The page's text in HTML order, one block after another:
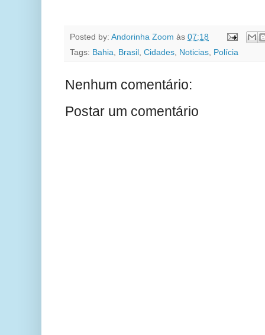
Posted by: Andorinha Zoom às 07:18
Tags: Bahia, Brasil , Cidades, Noticias, Polícia
Nenhum comentário:
Postar um comentário